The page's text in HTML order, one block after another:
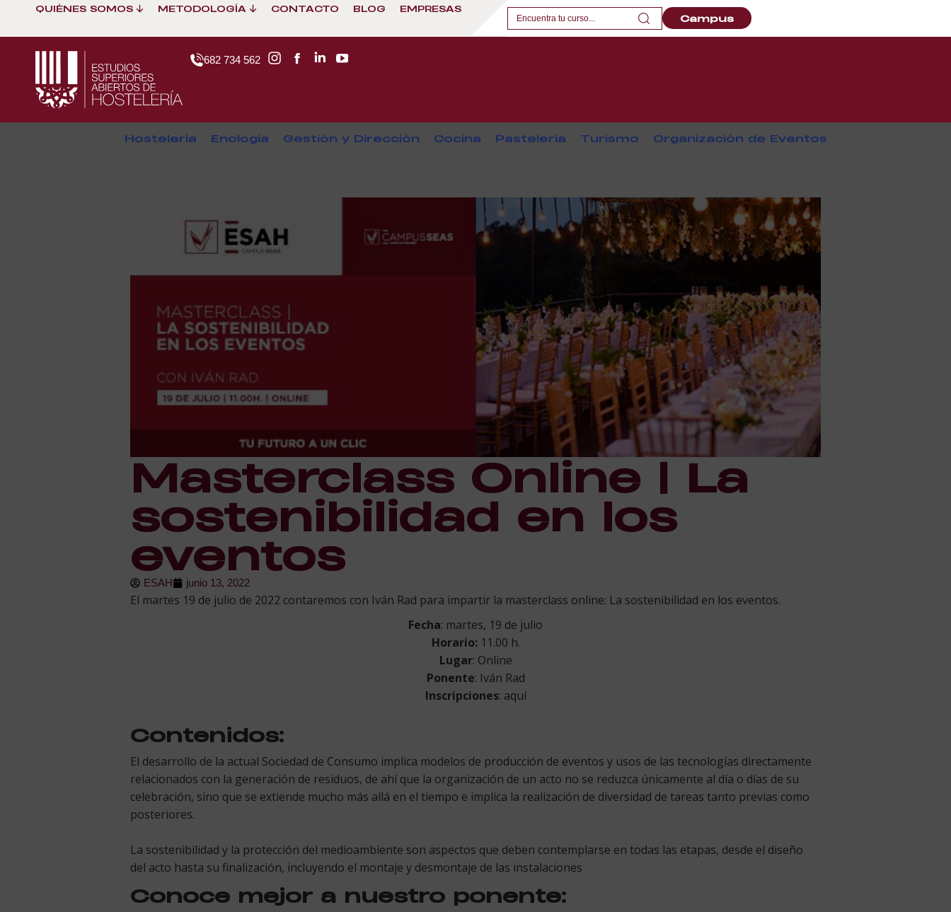
QUIÉNES SOMOS METODOLOGÍA CONTACTO BLOG EMPRESAS
Campus
682 734 562
Hostelería Enología Gestión y Dirección Cocina Pastelería Turismo Organización de Eventos
Masterclass Online | La
sostenibilidad en los
eventos
ESAH junio 13, 2022
El martes 19 de julio de 2022 contaremos con Iván Rad para impartir la masterclass online: La sostenibilidad en los eventos.
Fecha: martes, 19 de julio
Horario:11.00 h.
Lugar: Online
Ponente: Iván Rad
Inscripciones: aquí
Contenidos:
El desarrollo de la actual Sociedad de Consumo implica modelos de producción de eventos y usos de las tecnologías directamente
relacionados con la generación de residuos, de ahí que la organización de un acto no se reduzca únicamente al día o días de su
celebración, sino que se extiende mucho más allá en el tiempo e implica la realización de diversidad de tareas tanto previas como
posteriores.
La sostenibilidad y la protección del medioambiente son aspectos que deben contemplarse en todas las etapas, desde el diseño
del acto hasta su finalización, incluyendo el montaje y desmontaje de las instalaciones
Conoce mejor a nuestro ponente: